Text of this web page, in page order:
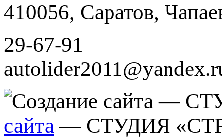
410056, Саратов,
29-67-91
сайта — СТУДИЯ